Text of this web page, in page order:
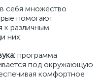
себя множество
помогают
к различным
них:
программа
под окружающую
комфортное